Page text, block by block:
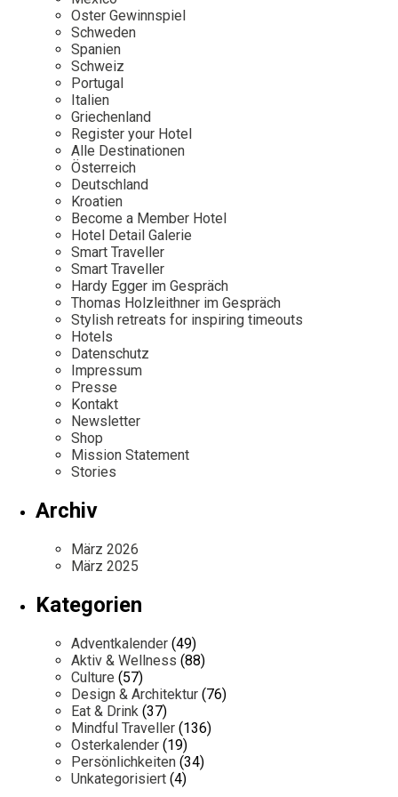
Mexico
Niederlande
Österreich
Portugal
Schweden
Spanien
Schweiz
Persönlichkeiten
Our Story
Career
Kontakt
Impressum
Oster Gewinnspiel
Schweden
Spanien
Schweiz
Portugal
Italien
Griechenland
Register your Hotel
Alle Destinationen
Österreich
Deutschland
Kroatien
Become a Member Hotel
Hotel Detail Galerie
Smart Traveller
Smart Traveller
Hardy Egger im Gespräch
Thomas Holzleithner im Gespräch
Stylish retreats for inspiring timeouts
Hotels
Datenschutz
Impressum
Presse
Kontakt
Newsletter
Shop
Mission Statement
Stories
Archiv
März 2026
März 2025
Kategorien
Adventkalender (49)
Aktiv & Wellness (88)
Culture (57)
Design & Architektur (76)
Eat & Drink (37)
Mindful Traveller (136)
Osterkalender (19)
Persönlichkeiten (34)
Unkategorisiert (4)